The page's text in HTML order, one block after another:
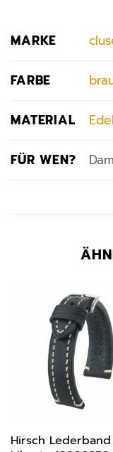
MARKE
FARBE
MATERIAL
FÜR WEN?
Hirsch Lederband